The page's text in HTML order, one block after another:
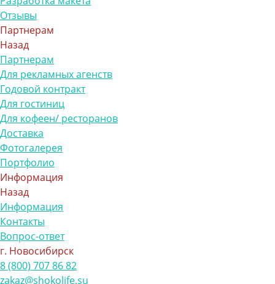
Отзывы
Партнерам
Назад
Партнерам
Для рекламных агенств
Годовой контракт
Для гостиниц
Для кофеен/ ресторанов
Доставка
Фотогалерея
Портфолио
Информация
Назад
Информация
Контакты
Вопрос-ответ
г. Новосибирск
8 (800) 707 86 82
zakaz@shokolife.su